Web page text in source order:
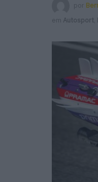
por
em
Autosport